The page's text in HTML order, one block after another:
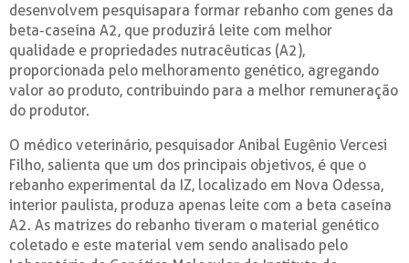
desenvolvem pesquisapara formar rebanho com genes da
beta-caseína A2, que produzirá leite com melhor
qualidade e propriedades nutracêuticas (A2),
proporcionada pelo melhoramento genético, agregando
valor ao produto, contribuindo para a melhor remuneração
do produtor.
O médico veterinário, pesquisador Anibal Eugênio Vercesi
Filho, salienta que um dos principais objetivos, é que o
rebanho experimental da IZ, localizado em Nova Odessa,
interior paulista, produza apenas leite com a beta caseína
A2. As matrizes do rebanho tiveram o material genético
coletado e este material vem sendo analisado pelo